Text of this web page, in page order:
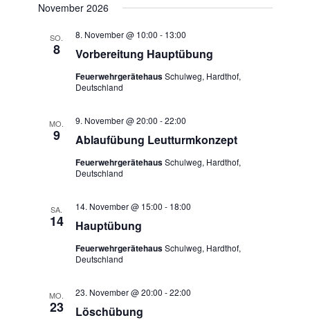
November 2026
SO.
8 Vorbereitung Hauptübung
8. November @ 10:00 - 13:00
FeuerwehrgerätehausSchulweg, Hardthof,
Deutschland
MO.
9 Ablaufübung Leutturmkonzept
9. November @ 20:00 -22:00
FeuerwehrgerätehausSchulweg, Hardthof,
Deutschland
SA.
14 Hauptübung
14. November @ 15:00 - 18:00
FeuerwehrgerätehausSchulweg, Hardthof,
Deutschland
MO.
23 Löschübung
23. November @ 20:00 -22:00